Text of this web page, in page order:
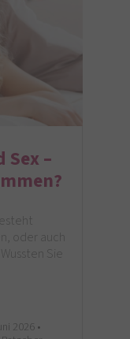
–
oder auch
Sie
2026 •